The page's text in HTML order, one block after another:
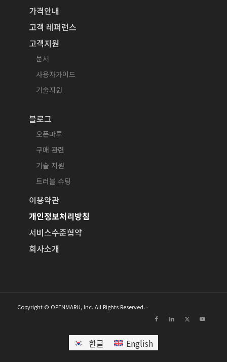
가격안내
고객 레퍼런스
고객지원
문서
사용자가이드
기술지원
블로그
오픈마루
구매 관련
기술 지원
트러블 슈팅
이용약관
개인정보처리방침
서비스수준협약
회사소개
Copyright © OPENMARU, Inc. All Rights Reserved. -
한글 English